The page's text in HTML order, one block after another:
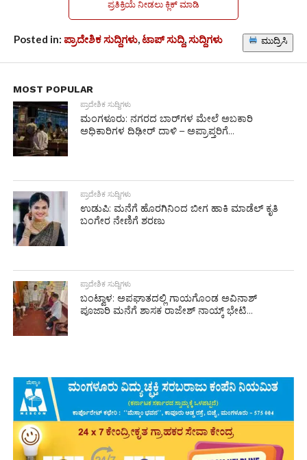
ಪ್ರತಿಕ್ರಿಯೆ ನೀಡಲು ಕ್ಲಿಕ್ ಮಾಡಿ
Posted in: ಪ್ರಾದೇಶಿಕ ಸುದ್ದಿಗಳು,ಟಾಪ್ ಸುದ್ದಿ,ಸುದ್ದಿಗಳು ಮುದ್ರಿಸಿ
MOST POPULAR
ಪ್ರಾದೇಶಿಕ ಸುದ್ದಿಗಳು
ಮಂಗಳೂರು: ನಗರದ ಬಾರ್‌ಗಳ ಮೇಲೆ ಅಬಕಾರಿ
ಅಧಿಕಾರಿಗಳ ದಿಢೀರ್ ದಾಳಿ – ಅಪ್ರಾಪ್ತರಿಗೆ...
ಪ್ರಾದೇಶಿಕ ಸುದ್ದಿಗಳು
ಉಡುಪಿ: ಮನೆಗೆ ಹೊರಗಿನಿಂದ ಬೀಗ ಹಾಕಿ ಮಾಡೆಲ್ ಕೃತಿ
ಬಂಗೇರ ನೇಣಿಗೆ ಶರಣು
ಪ್ರಾದೇಶಿಕ ಸುದ್ದಿಗಳು
ಬಂಟ್ವಾಳ: ಅಪಘಾತದಲ್ಲಿ ಗಾಯಗೊಂಡ ಅವಿನಾಶ್
ಪೂಜಾರಿ ಮನೆಗೆ ಶಾಸಕ ರಾಜೇಶ್ ನಾಯ್ಕ್ ಭೇಟಿ...